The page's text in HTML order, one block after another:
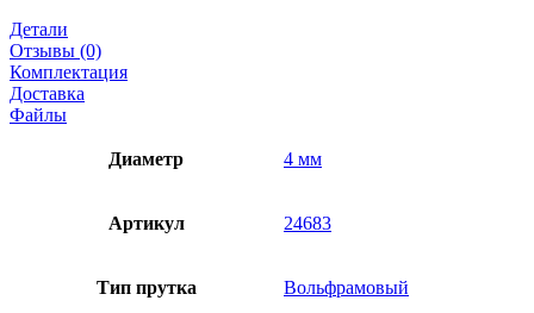
Детали
Отзывы (0)
Комплектация
Доставка
Файлы
Диаметр 4 мм
Артикул 24683
Тип прутка Вольфрамовый